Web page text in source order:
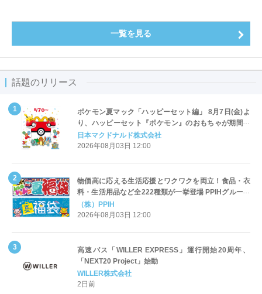
一覧を見る
話題のリリース
ポケモン夏マック「ハッピーセット編」 8月7日(金)よ
り、ハッピーセット『ポケモン』のおもちゃが期間限
定登場
日本マクドナルド株式会社
2026年08月03日 12:00
物価高に応える生活応援とワクワクを両立！食品・衣
料・生活用品など全222種類が一挙登場 PPIHグループ
「夏福袋」＆セール 8月6日(木)より順次スタート
（株）PPIH
2026年08月03日 12:00
高速バス「WILLER EXPRESS」運行開始20周年、
「NEXT20 Project」始動
WILLER株式会社
2日前